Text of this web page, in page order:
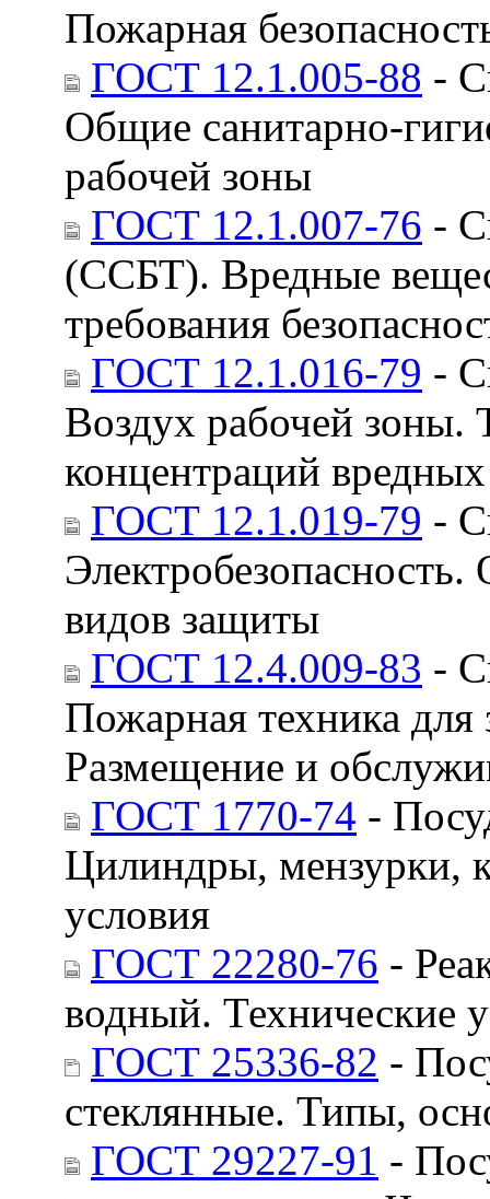
Пожарная
ГОСТ 12.1.005-88 -
Общие санитарно-
рабочей зоны
ГОСТ 12.1.007-76 -
(ССБТ). Вредные
требования
ГОСТ 12.1.016-79 -
Воздух рабочей зоны.
концентраций
ГОСТ 12.1.019-79 -
видов защиты
ГОСТ 12.4.009-83 -
Пожарная техника
Размещение и
ГОСТ 1770-74 -
Цилиндры, мензурки,
условия
ГОСТ 22280-76 -
водный. Технические
ГОСТ 25336-82 -
стеклянные. Типы,
ГОСТ 29227-91 -